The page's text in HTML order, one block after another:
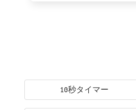
10秒タイマー